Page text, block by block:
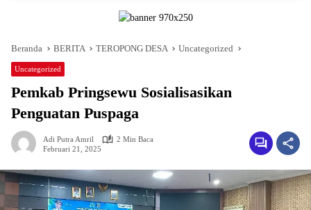
Beranda BERITA TEROPONG DESA Uncategorized
Uncategorized
Pemkab Pringsewu Sosialisasikan
Penguatan Puspaga
Adi Putra Amril
2 Min Baca
Februari 21, 2025